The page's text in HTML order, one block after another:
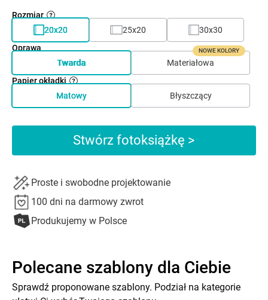
Rozmiar
20x20
25x20
30x30
Oprawa
Twarda
Materiałowa
NOWE KOLORY
Papier okładki
Matowy
Błyszczący
Stwórz fotoksiążkę >
Proste i swobodne projektowanie
100 dni na darmowy zwrot
Produkujemy w Polsce
Polecane szablony dla Ciebie
Sprawdź proponowane szablony. Podział na kategorie